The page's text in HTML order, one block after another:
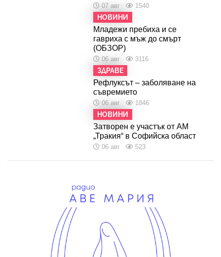
07 авг 1540
НОВИНИ
Младежи пребиха и се
гавриха с мъж до смърт
(ОБЗОР)
06 авг 3116
ЗДРАВЕ
Рефлуксът – заболяване на
съвремието
06 авг 1846
НОВИНИ
Затворен е участък от АМ
„Тракия“ в Софийска област
06 авг 523